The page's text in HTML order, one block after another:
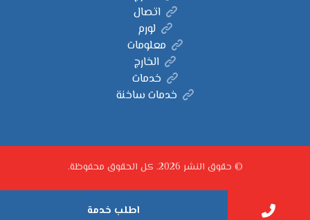
اتصال
لورم
معلومات
الخارج
خدمات
خدمات ساخنة
© حقوق النشر 2026. كل الحقوق محفوظة.
اطلب خدمة